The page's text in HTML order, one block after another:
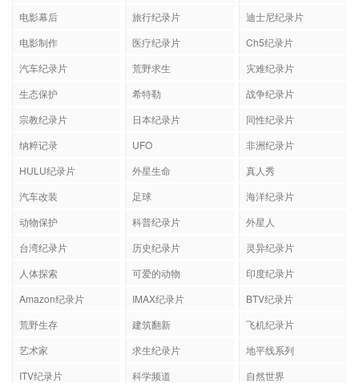
电影幕后
旅行纪录片
迪士尼纪录片
电影制作
医疗纪录片
Ch5纪录片
汽车纪录片
荒野求生
灾难纪录片
生态保护
希特勒
战争纪录片
宗教纪录片
日本纪录片
同性纪录片
纳粹记录
UFO
非洲纪录片
HULU纪录片
外星生命
真人秀
汽车改装
足球
海洋纪录片
动物保护
科普纪录片
外星人
台湾纪录片
历史纪录片
灵异纪录片
人体探索
可爱的动物
印度纪录片
Amazon纪录片
IMAX纪录片
BTV纪录片
荒野生存
建筑翻新
飞机纪录片
艺术家
求生纪录片
地平线系列
ITV纪录片
科学频道
自然世界